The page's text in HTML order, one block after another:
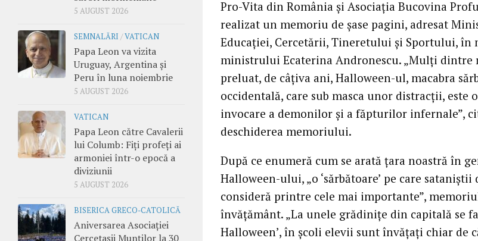
Pro-Vita din România şi Asociaţia Bucovina
realizat un memoriu de şase pagini, adresat
Educaţiei, Cercetării, Tineretului şi Sportului, în
ministrului Ecaterina Andronescu. „Mulţi dintre
preluat, de câţiva ani, Halloween-ul, macabra
occidentală, care sub masca unor distracţii, este
invocare a demonilor şi a făpturilor infernale”,
deschiderea memoriului.
După ce enumeră cum se arată ţara noastră în
Halloween-ului, „o ‘sărbătoare’ pe care sataniştii
consideră printre cele mai importante”,
învăţământ. „La unele grădiniţe din capitală se
Halloween’, în şcoli elevii sunt învăţaţi chiar de
5 AUGUST 2026
SEMNALĂRI /VATICAN
Papa Leon va vizita
Uruguay, Argentina și
Peru în luna noiembrie
5 AUGUST 2026
VATICAN
Papa Leon către Cavalerii
lui Columb: Fiți profeți ai
armoniei într-o epocă a
diviziunii
5 AUGUST 2026
BISERICA GRECO-CATOLICĂ
Aniversarea Asociației
Cercetașii Munților la 30